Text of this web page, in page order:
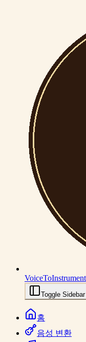
VoiceToInstrument
Toggle Sidebar
홈
음성 변환